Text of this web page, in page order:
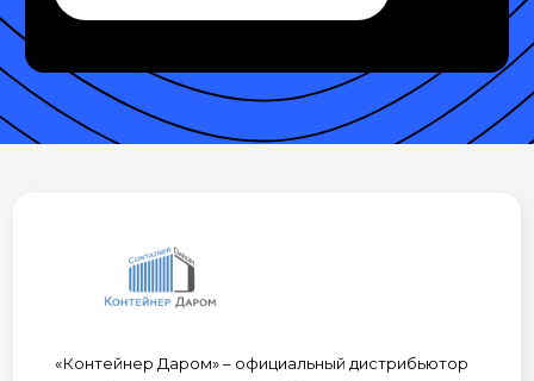
«Контейнер Даром» – официальный дистрибьютор